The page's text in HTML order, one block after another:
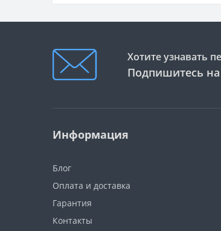
Хотите узнавать
Подпишитесь
Информация
Блог
Оплата и доставка
Гарантия
Контакты